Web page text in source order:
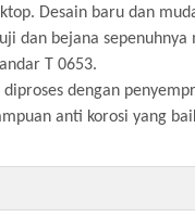
Desain baru dan
dan bejana sepenuhnya
T 0653.
dengan
anti korosi yang